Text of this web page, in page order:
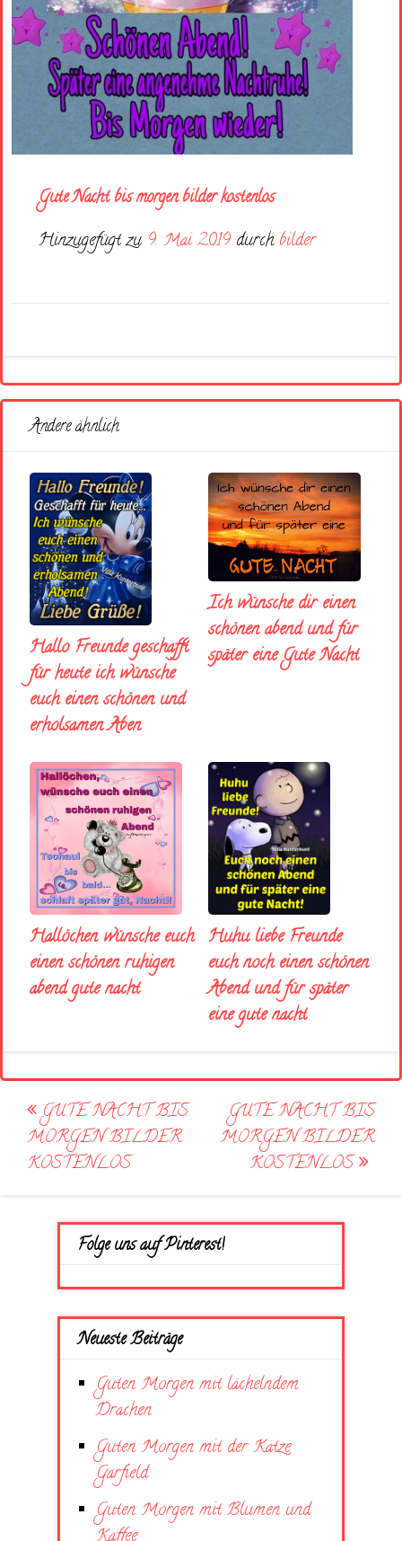
Gute Nacht bis morgen bilder kostenlos
Hinzugefügt zu 9. Mai 2019 durch bilder
Andere ähnlich
Hallo Freunde geschafft
für heute ich wünsche
euch einen schönen und
erholsamen Aben
Ich wünsche dir einen
schönen abend und fúr
später eine Gute Nacht
Hallöchen wünsche euch
einen schönen ruhigen
abend gute nacht
Huhu liebe Freunde
euch noch einen schönen
Abend und für später
eine gute nacht
Post
navigation
GUTE NACHT BIS
MORGEN BILDER
KOSTENLOS
GUTE NACHT BIS
MORGEN BILDER
KOSTENLOS
Folge uns auf Pinterest!
Neueste Beiträge
Guten Morgen mit lächelndem
Drachen
Guten Morgen mit der Katze
Garfield
Guten Morgen mit Blumen und